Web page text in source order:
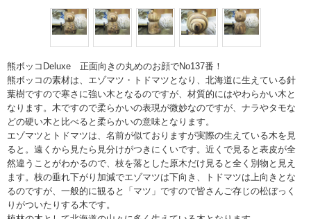
熊ボッコDeluxe 正面向きの丸めのお顔でNo137番！
熊ボッコの素材は、エゾマツ・トドマツとなり、北海道に生えている針
葉樹ですので寒さに強い木となるのですが、材質的にはやわらかい木と
なります。木ですので柔らかいの表現が微妙なのですが、ナラやタモな
どの硬い木と比べると柔らかいの意味となります。
エゾマツとトドマツは、名前が似ておりますが実際の生えている木を見
ると。遠くから見たら見分けがつきにくいです。近くで見ると表皮が全
然違うことがわかるので、枝を落とした原木だけ見ると全く別物と見え
ます。枝の垂れ下がり加減でエゾマツは下向き、トドマツは上向きとな
るのですが、一般的に観ると「マツ」ですので皆さんご存じの松ぼっく
りがついたりする木です。